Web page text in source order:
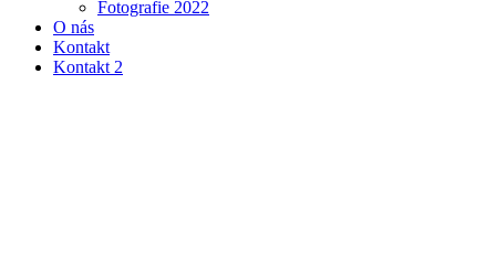
Fotografie 2022
O nás
Kontakt
Kontakt 2